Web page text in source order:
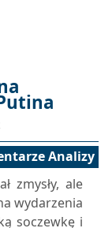
Analizy
zmysły, ale
wydarzenia
soczewkę i